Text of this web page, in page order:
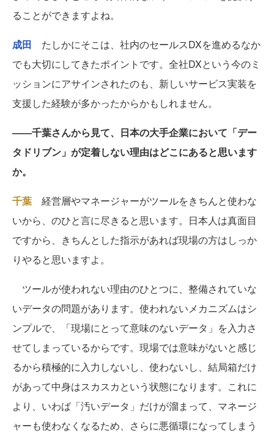
ることができますよね。
成田 たしかにそこは、社内のセールスDXを進めるなか
でも大切にしてきたポイントです。全社DXという今のミ
ッションにアサインされたのも、新しいサービス実装を
支援した経験が多かったからかもしれません。
――千葉さんから見て、日本の大手企業において「デー
タドリブン」が定着しない理由はどこにあると思います
か。
千葉 経営層やマネージャーがツールをきちんと使わな
いから、のひと言に尽きると思います。日本人は真面目
ですから、きちんとした指示があれば現場の方はしっか
りやると思いますよ。
ツールが使われない理由のひとつに、整備されていな
いデータの問題があります。使われないメカニズムはシ
ンプルで、「現場にとって意味のないデータ」を入力さ
せてしまっているからです。現場では意味がないと感じ
るから積極的に入力しないし、使わないし、結局箱だけ
があって中身はスカスカという状態になります。これに
より、いわば「汚いデータ」だけが溜まって、マネージ
ャーも使わなくなるため、さらに悪循環になってしまう